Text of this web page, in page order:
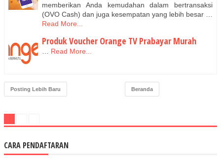
memberikan Anda kemudahan dalam bertransaksi
(OVO Cash) dan juga kesempatan yang lebih besar …
Read More...
Produk Voucher Orange TV Prabayar Murah
Read More...
Posting Lebih Baru Beranda
CARA PENDAFTARAN